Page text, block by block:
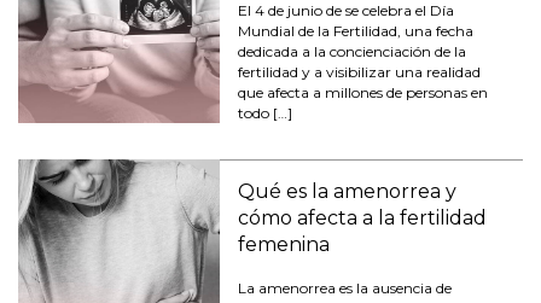
El 4 de junio de se celebra el Día
Mundial de la Fertilidad, una fecha
dedicada a la concienciación de la
fertilidad y a visibilizar una realidad
que afecta a millones de personas en
todo […]
Qué es la amenorrea y
cómo afecta a la fertilidad
femenina
La amenorrea es la ausencia de